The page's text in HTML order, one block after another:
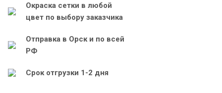
Окраска сетки в любой
цвет по выбору заказчика
Отправка в Орск и по всей
РФ
Срок отгрузки 1-2 дня